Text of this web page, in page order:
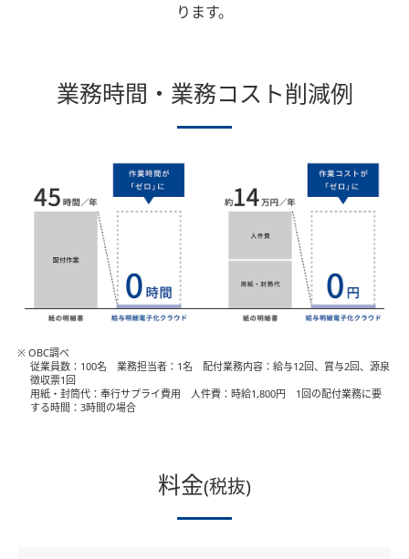
ります。
業務時間・業務コスト削減例
※ OBC調べ
従業員数：100名 業務担当者：1名 配付業務内容：給与12回、賞与2回、源泉
徴収票1回
用紙・封筒代：奉行サプライ費用 人件費：時給1,800円 1回の配付業務に要
する時間：3時間の場合
料金(税抜)